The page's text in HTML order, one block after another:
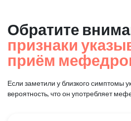
Обратите
признаки
приём
Если заметили у близкого симптомы
вероятность, что он употребляет